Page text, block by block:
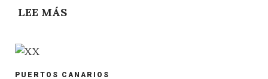
LEE MÁS
CAMPAÑA
POST
PUERTOS CANARIOS